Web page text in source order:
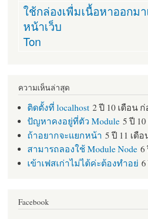
ใช้กล่องเพื่มเนื้อหาออกม
หน้าเว็บ
Ton
ความเห็นล่าสุด
ติดตั้งที่ localhost 2 ปี 10 เดือน
ปัญหาคงอยู่ที่ตัว Module 5 ปี
ถ้าอยากจะแยกหน้า 5 ปี 11 เดื
สามารถลองใช้ Module Node 6
เข้าเฟสเก่าไม่ได้ค่ะต้องทำอย่
Facebook